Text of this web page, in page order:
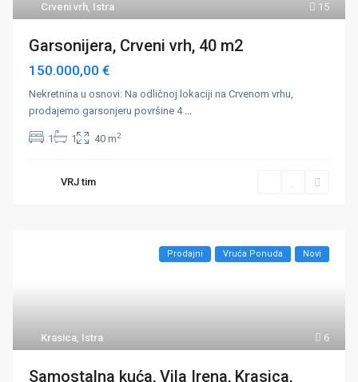
15
Crveni vrh, Istra
Garsonijera, Crveni vrh, 40 m2
150.000,00 €
Nekretnina u osnovi: Na odličnoj lokaciji na Crvenom vrhu,
prodajemo garsonjeru površine 4 ...
1 1 40 m2
VRJ tim
6
Krasica, Istra
Prodajni Vruća Ponuda Novi
Samostalna kuća, Vila Irena, Krasica,